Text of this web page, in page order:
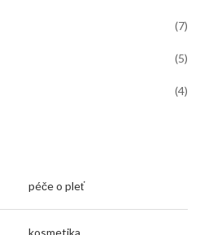
(7)
(5)
(4)
péče o pleť